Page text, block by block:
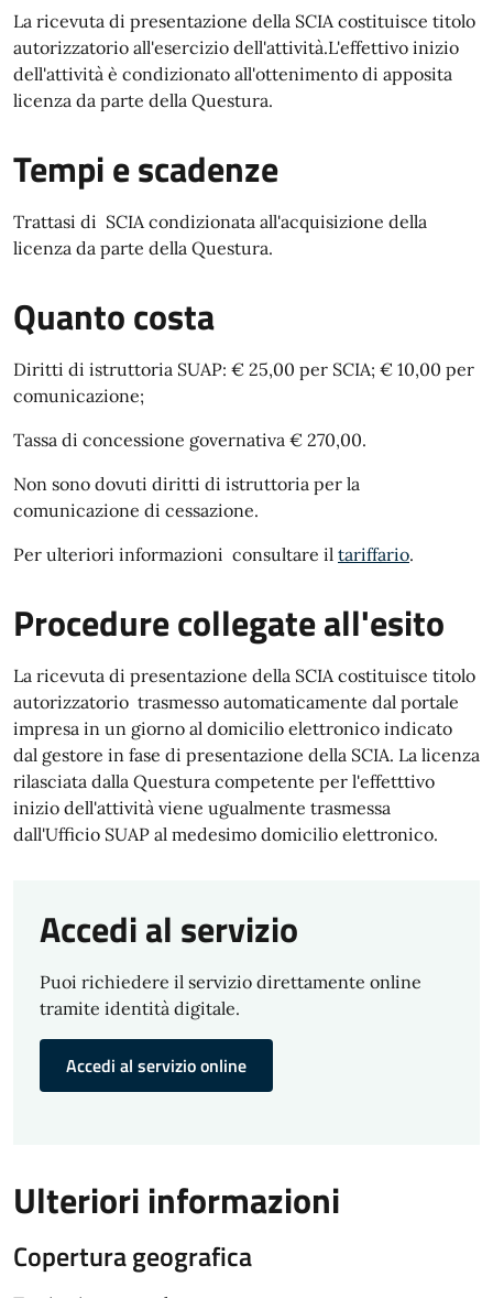
La ricevuta di presentazione della SCIA costituisce titolo
autorizzatorio all'esercizio dell'attività.L'effettivo inizio
dell'attività è condizionato all'ottenimento di apposita
licenza da parte della Questura.
Tempi e scadenze
Trattasi di SCIA condizionata all'acquisizione della
licenza da parte della Questura.
Quanto costa
Diritti di istruttoria SUAP: € 25,00 per SCIA; € 10,00 per
comunicazione;
Tassa di concessione governativa € 270,00.
Non sono dovuti diritti di istruttoria per la
comunicazione di cessazione.
Per ulteriori informazioni consultare il tariffario.
Procedure collegate all'esito
La ricevuta di presentazione della SCIA costituisce titolo
autorizzatorio trasmesso automaticamente dal portale
impresa in un giorno al domicilio elettronico indicato
dal gestore in fase di presentazione della SCIA. La licenza
rilasciata dalla Questura competente per l'effetttivo
inizio dell'attività viene ugualmente trasmessa
dall'Ufficio SUAP al medesimo domicilio elettronico.
Accedi al servizio
Puoi richiedere il servizio direttamente online
tramite identità digitale.
Accedi al servizio online
Ulteriori informazioni
Copertura geografica